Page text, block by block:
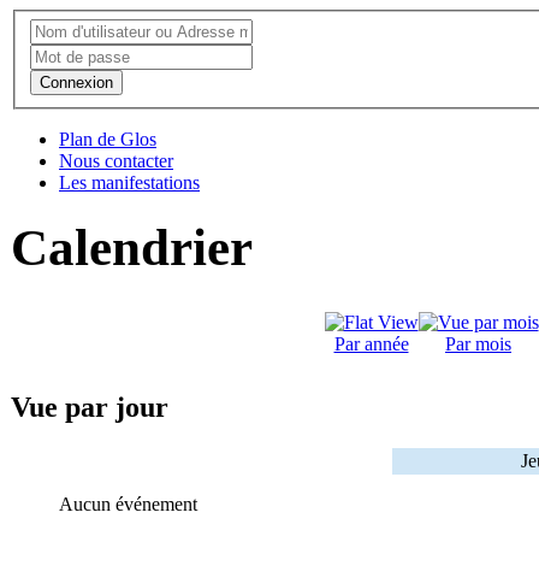
Connexion
Plan de Glos
Nous contacter
Les manifestations
Calendrier
Par année Par mois
Vue par jour
Aucun événement